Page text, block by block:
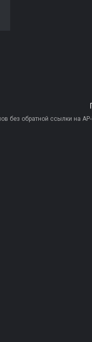
без обратной ссылки на